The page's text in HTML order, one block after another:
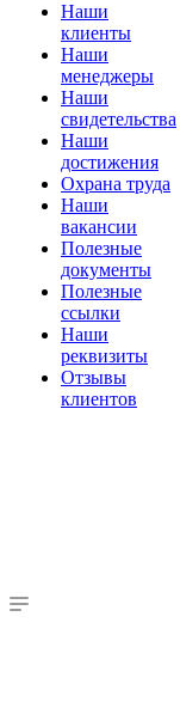
Наши
клиенты
Наши
менеджеры
Наши
свидетельства
Наши
достижения
Охрана труда
Наши
вакансии
Полезные
документы
Полезные
ссылки
Наши
реквизиты
Отзывы
клиентов